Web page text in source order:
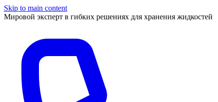
Skip to main content
Мировой эксперт в гибких решениях для хранения жидкостей